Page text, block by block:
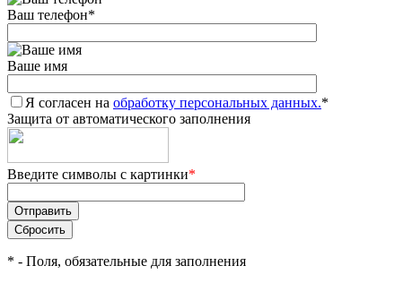
Ваш телефон*
Ваше имя
Я согласен на обработку персональных данных.*
Защита от автоматического заполнения
Введите символы с картинки*
* - Поля, обязательные для заполнения